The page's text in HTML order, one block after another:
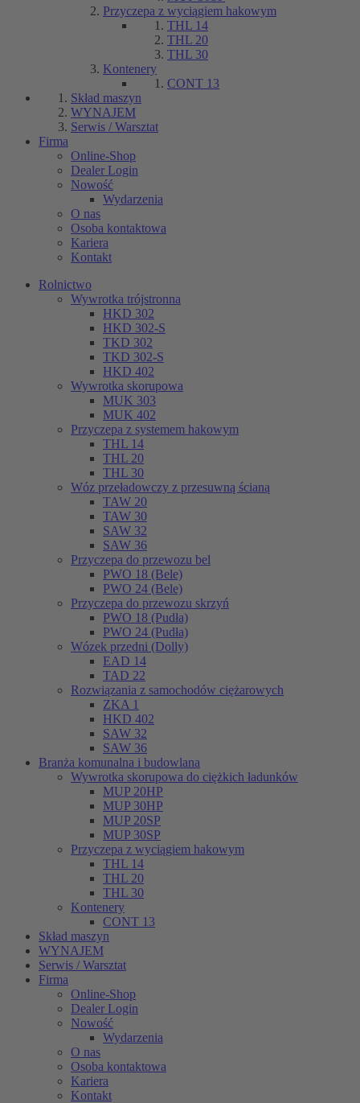
Przyczepa z wyciągiem hakowym
THL 14
THL 20
THL 30
Kontenery
CONT 13
Skład maszyn
WYNAJEM
Serwis / Warsztat
Firma
Online-Shop
Dealer Login
Nowość
Wydarzenia
O nas
Osoba kontaktowa
Kariera
Kontakt
Rolnictwo
Wywrotka trójstronna
HKD 302
HKD 302-S
TKD 302
TKD 302-S
HKD 402
Wywrotka skorupowa
MUK 303
MUK 402
Przyczepa z systemem hakowym
THL 14
THL 20
THL 30
Wóz przeładowczy z przesuwną ścianą
TAW 20
TAW 30
SAW 32
SAW 36
Przyczepa do przewozu bel
PWO 18 (Bele)
PWO 24 (Bele)
Przyczepa do przewozu skrzyń
PWO 18 (Pudła)
PWO 24 (Pudła)
Wózek przedni (Dolly)
EAD 14
TAD 22
Rozwiązania z samochodów ciężarowych
ZKA 1
HKD 402
SAW 32
SAW 36
Branża komunalna i budowlana
Wywrotka skorupowa do ciężkich ładunków
MUP 20HP
MUP 30HP
MUP 20SP
MUP 30SP
Przyczepa z wyciągiem hakowym
THL 14
THL 20
THL 30
Kontenery
CONT 13
Skład maszyn
WYNAJEM
Serwis / Warsztat
Firma
Online-Shop
Dealer Login
Nowość
Wydarzenia
O nas
Osoba kontaktowa
Kariera
Kontakt